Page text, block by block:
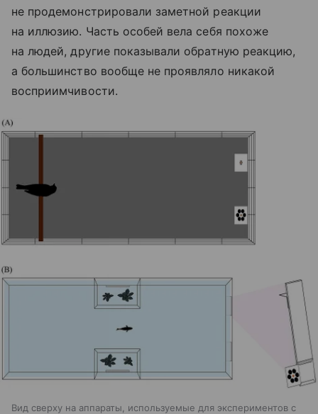
не продемонстрировали заметной реакции
на иллюзию. Часть особей вела себя похоже
на людей, другие показывали обратную реакцию,
а большинство вообще не проявляло никакой
восприимчивости.
Вид сверху на аппараты, используемые для экспериментов с